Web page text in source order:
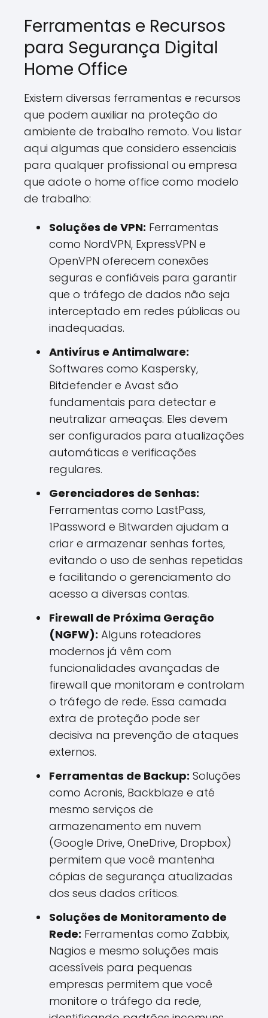
Ferramentas e Recursos
para Segurança Digital
Home Office
Existem diversas ferramentas e recursos
que podem auxiliar na proteção do
ambiente de trabalho remoto. Vou listar
aqui algumas que considero essenciais
para qualquer profissional ou empresa
que adote o home office como modelo
de trabalho:
Soluções de VPN: Ferramentas
como NordVPN, ExpressVPN e
OpenVPN oferecem conexões
seguras e confiáveis para garantir
que o tráfego de dados não seja
interceptado em redes públicas ou
inadequadas.
Antivírus e Antimalware:
Softwares como Kaspersky,
Bitdefender e Avast são
fundamentais para detectar e
neutralizar ameaças. Eles devem
ser configurados para atualizações
automáticas e verificações
regulares.
Gerenciadores de Senhas:
Ferramentas como LastPass,
1Password e Bitwarden ajudam a
criar e armazenar senhas fortes,
evitando o uso de senhas repetidas
e facilitando o gerenciamento do
acesso a diversas contas.
Firewall de Próxima Geração
(NGFW): Alguns roteadores
modernos já vêm com
funcionalidades avançadas de
firewall que monitoram e controlam
o tráfego de rede. Essa camada
extra de proteção pode ser
decisiva na prevenção de ataques
externos.
Ferramentas de Backup: Soluções
como Acronis, Backblaze e até
mesmo serviços de
armazenamento em nuvem
(Google Drive, OneDrive, Dropbox)
permitem que você mantenha
cópias de segurança atualizadas
dos seus dados críticos.
Soluções de Monitoramento de
Rede: Ferramentas como Zabbix,
Nagios e mesmo soluções mais
acessíveis para pequenas
empresas permitem que você
monitore o tráfego da rede,